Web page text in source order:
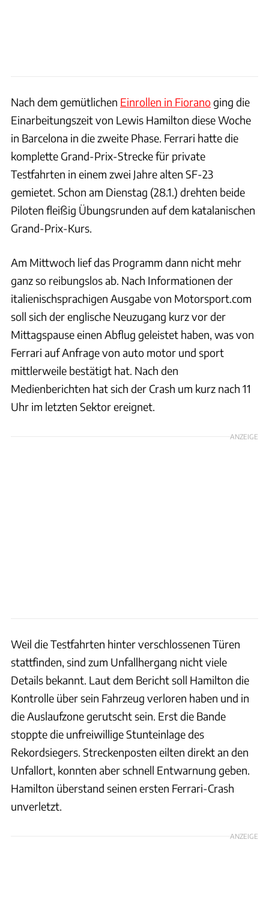
Nach dem gemütlichen Einrollen in Fioranoging die
Einarbeitungszeit von Lewis Hamilton diese Woche
in Barcelona in die zweite Phase. Ferrari hatte die
komplette Grand-Prix-Strecke für private
Testfahrten in einem zwei Jahre alten SF-23
gemietet. Schon am Dienstag (28.1.) drehten beide
Piloten fleißig Übungsrunden auf dem katalanischen
Grand-Prix-Kurs.
Am Mittwoch lief das Programm dann nicht mehr
ganz so reibungslos ab. Nach Informationen der
italienischsprachigen Ausgabe von Motorsport.com
soll sich der englische Neuzugang kurz vor der
Mittagspause einen Abflug geleistet haben, was von
Ferrari auf Anfrage von auto motor und sport
mittlerweile bestätigt hat. Nach den
Medienberichten hat sich der Crash um kurz nach 11
Uhr im letzten Sektor ereignet.
ANZEIGE
Weil die Testfahrten hinter verschlossenen Türen
stattfinden, sind zum Unfallhergang nicht viele
Details bekannt. Laut dem Bericht soll Hamilton die
Kontrolle über sein Fahrzeug verloren haben und in
die Auslaufzone gerutscht sein. Erst die Bande
stoppte die unfreiwillige Stunteinlage des
Rekordsiegers. Streckenposten eilten direkt an den
Unfallort, konnten aber schnell Entwarnung geben.
Hamilton überstand seinen ersten Ferrari-Crash
unverletzt.
ANZEIGE